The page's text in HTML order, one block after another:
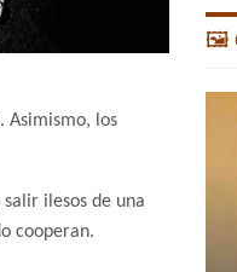
Asimismo, los
ilesos de una
cooperan.
🖼️